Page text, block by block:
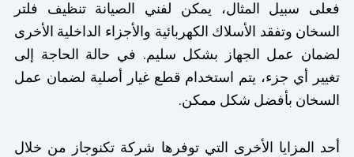
فعلى سبيل المثال، يمكن لفني الصيانة تنظيف فلتر
السخان وتفقد الأسلاك الكهربائية والأجزاء الداخلية الأخرى
لضمان عمل الجهاز بشكل سليم. في حالة الحاجة إلى
تغيير أي جزء، يتم استخدام قطع غيار أصلية لضمان عمل
السخان بأفضل شكل ممكن.
أحد المزايا الأخرى التي توفرها شركة تكنوجاز من خلال